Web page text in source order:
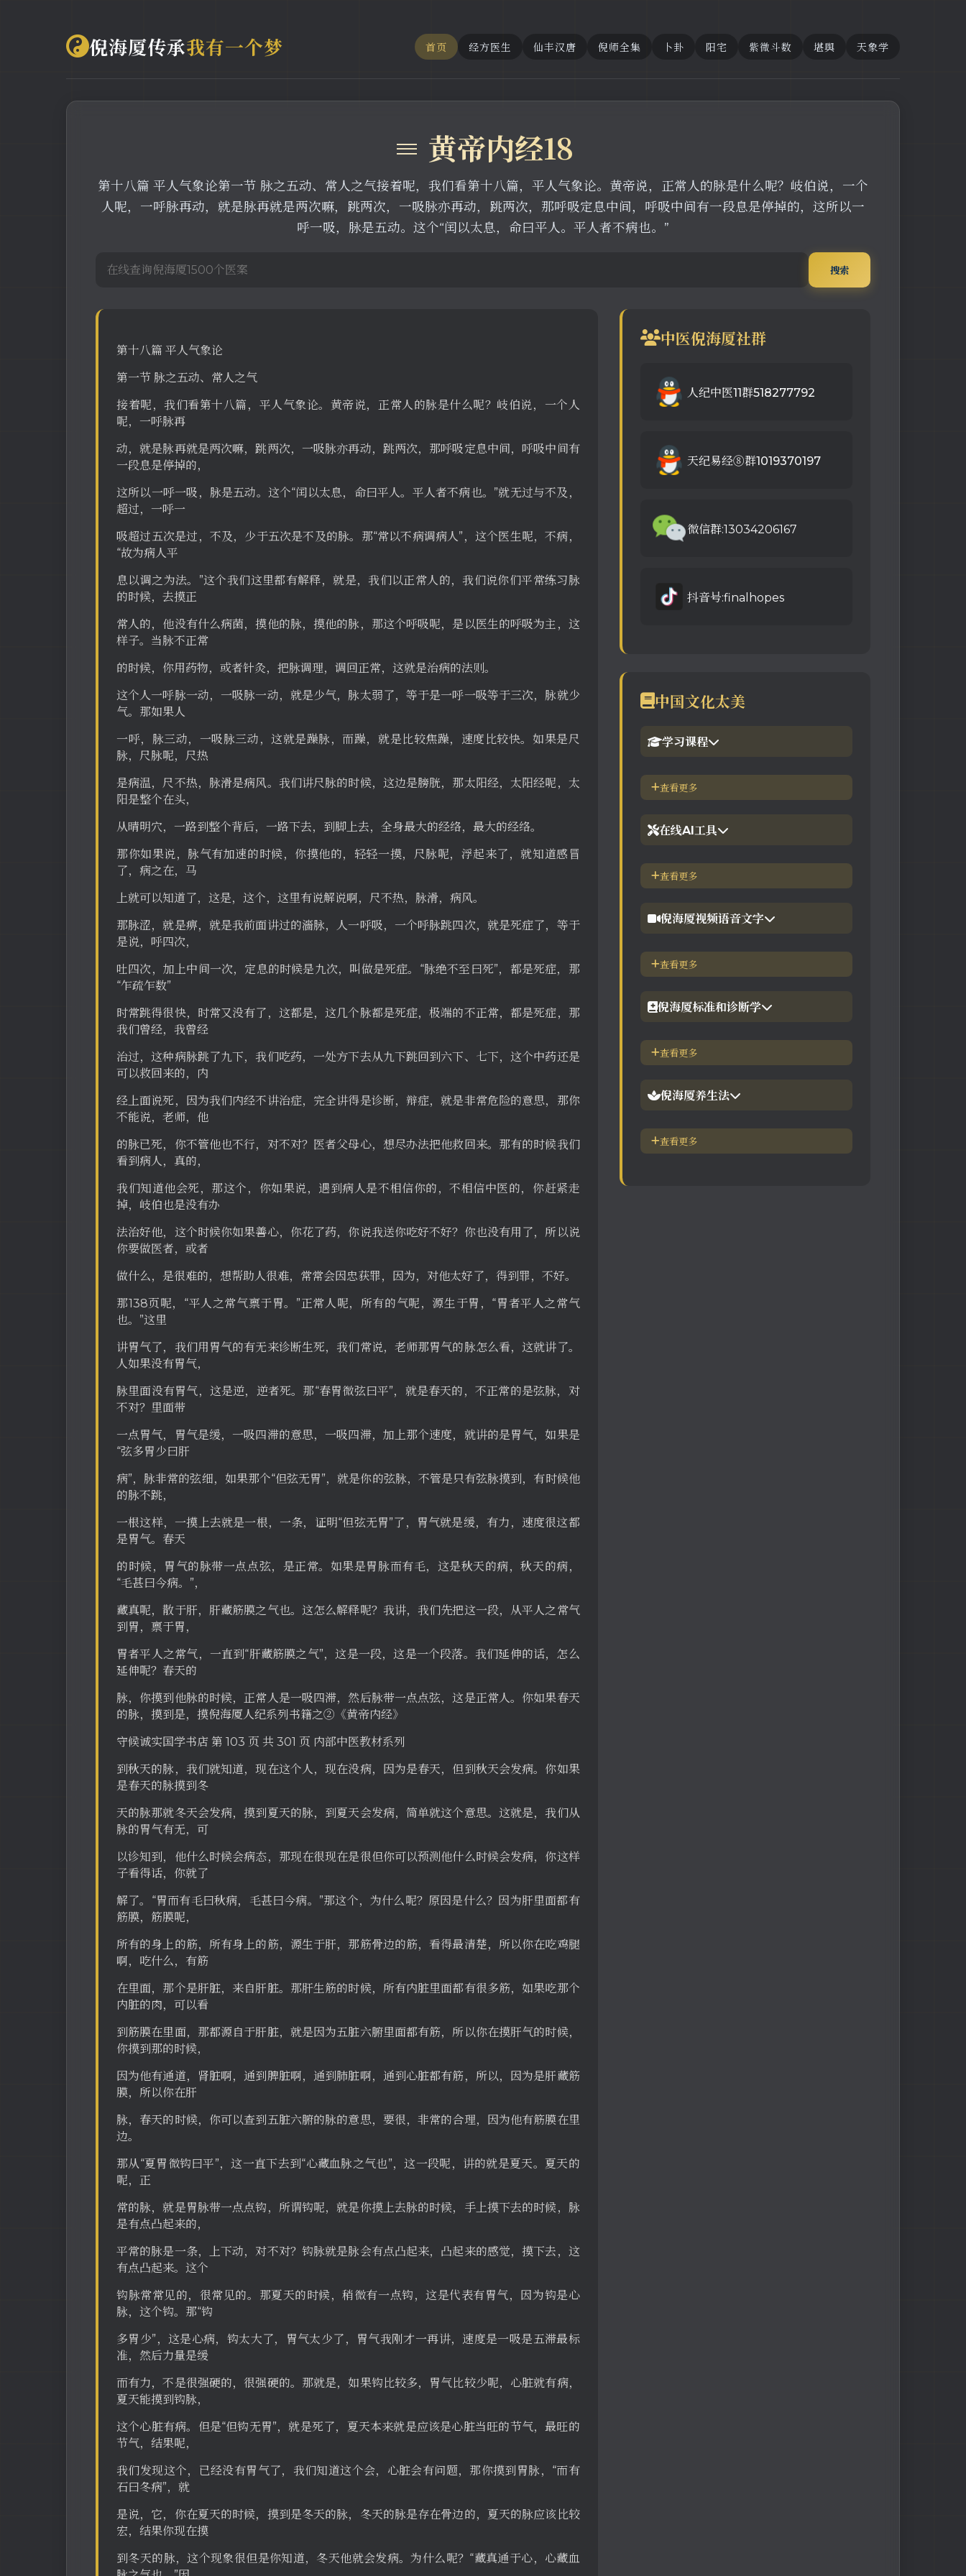
倪海厦传承我有一个梦 首页 经方医生 仙丰汉唐 倪师全集 卜卦 阳宅 紫微斗数 堪舆 天象学
≡ 黄帝内经18
第十八篇 平人气象论第一节 脉之五动、常人之气接着呢，我们看第十八篇，平人气象论。黄帝说，正常人的脉是什么呢？岐伯说，一个
人呢，一呼脉再动，就是脉再就是两次嘛，跳两次，一吸脉亦再动，跳两次，那呼吸定息中间，呼吸中间有一段息是停掉的，这所以一
呼一吸，脉是五动。这个“闰以太息，命曰平人。平人者不病也。”
搜索
第十八篇 平人气象论
第一节 脉之五动、常人之气
接着呢，我们看第十八篇，平人气象论。黄帝说，正常人的脉是什么呢？岐伯说，一个人
呢，一呼脉再
动，就是脉再就是两次嘛，跳两次，一吸脉亦再动，跳两次，那呼吸定息中间，呼吸中间有
一段息是停掉的，
这所以一呼一吸，脉是五动。这个“闰以太息，命曰平人。平人者不病也。”就无过与不及，
超过，一呼一
吸超过五次是过，不及，少于五次是不及的脉。那“常以不病调病人”，这个医生呢，不病，
“故为病人平
息以调之为法。”这个我们这里都有解释，就是，我们以正常人的，我们说你们平常练习脉
的时候，去摸正
常人的，他没有什么病菌，摸他的脉，摸他的脉，那这个呼吸呢，是以医生的呼吸为主，这
样子。当脉不正常
的时候，你用药物，或者针灸，把脉调理，调回正常，这就是治病的法则。
这个人一呼脉一动，一吸脉一动，就是少气，脉太弱了，等于是一呼一吸等于三次，脉就少
气。那如果人
一呼，脉三动，一吸脉三动，这就是躁脉，而躁，就是比较焦躁，速度比较快。如果是尺
脉，尺脉呢，尺热
是病温，尺不热，脉滑是病风。我们讲尺脉的时候，这边是膀胱，那太阳经，太阳经呢，太
阳是整个在头，
从晴明穴，一路到整个背后，一路下去，到脚上去，全身最大的经络，最大的经络。
那你如果说，脉气有加速的时候，你摸他的，轻轻一摸，尺脉呢，浮起来了，就知道感冒
了，病之在，马
上就可以知道了，这是，这个，这里有说解说啊，尺不热，脉滑，病风。
那脉涩，就是痹，就是我前面讲过的濇脉，人一呼吸，一个呼脉跳四次，就是死症了，等于
是说，呼四次，
吐四次，加上中间一次，定息的时候是九次，叫做是死症。“脉绝不至曰死”，都是死症，那
“乍疏乍数”
时常跳得很快，时常又没有了，这都是，这几个脉都是死症，极端的不正常，都是死症，那
我们曾经，我曾经
治过，这种病脉跳了九下，我们吃药，一处方下去从九下跳回到六下、七下，这个中药还是
可以救回来的，内
经上面说死，因为我们内经不讲治症，完全讲得是诊断，辩症，就是非常危险的意思，那你
不能说，老师，他
的脉已死，你不管他也不行，对不对？医者父母心，想尽办法把他救回来。那有的时候我们
看到病人，真的，
我们知道他会死，那这个，你如果说，遇到病人是不相信你的，不相信中医的，你赶紧走
掉，岐伯也是没有办
法治好他，这个时候你如果善心，你花了药，你说我送你吃好不好？你也没有用了，所以说
你要做医者，或者
做什么，是很难的，想帮助人很难，常常会因忠获罪，因为，对他太好了，得到罪，不好。
那138页呢，“平人之常气禀于胃。”正常人呢，所有的气呢，源生于胃，“胃者平人之常气
也。”这里
讲胃气了，我们用胃气的有无来诊断生死，我们常说，老师那胃气的脉怎么看，这就讲了。
人如果没有胃气，
脉里面没有胃气，这是逆，逆者死。那“春胃微弦曰平”，就是春天的，不正常的是弦脉，对
不对？里面带
一点胃气，胃气是缓，一吸四滞的意思，一吸四滞，加上那个速度，就讲的是胃气，如果是
“弦多胃少曰肝
病”，脉非常的弦细，如果那个“但弦无胃”，就是你的弦脉，不管是只有弦脉摸到，有时候他
的脉不跳，
一根这样，一摸上去就是一根，一条，证明“但弦无胃”了，胃气就是缓，有力，速度很这都
是胃气。春天
的时候，胃气的脉带一点点弦，是正常。如果是胃脉而有毛，这是秋天的病，秋天的病，
“毛甚曰今病。”，
藏真呢，散于肝，肝藏筋膜之气也。这怎么解释呢？我讲，我们先把这一段，从平人之常气
到胃，禀于胃，
胃者平人之常气，一直到“肝藏筋膜之气”，这是一段，这是一个段落。我们延伸的话，怎么
延伸呢？春天的
脉，你摸到他脉的时候，正常人是一吸四滞，然后脉带一点点弦，这是正常人。你如果春天
的脉，摸到是，摸倪海厦人纪系列书籍之②《黄帝内经》
守候诚实国学书店 第 103 页 共 301 页 内部中医教材系列
到秋天的脉，我们就知道，现在这个人，现在没病，因为是春天，但到秋天会发病。你如果
是春天的脉摸到冬
天的脉那就冬天会发病，摸到夏天的脉，到夏天会发病，简单就这个意思。这就是，我们从
脉的胃气有无，可
以诊知到，他什么时候会病态，那现在很现在是很但你可以预测他什么时候会发病，你这样
子看得话，你就了
解了。“胃而有毛曰秋病，毛甚曰今病。”那这个，为什么呢？原因是什么？因为肝里面都有
筋膜，筋膜呢，
所有的身上的筋，所有身上的筋，源生于肝，那筋骨边的筋，看得最清楚，所以你在吃鸡腿
啊，吃什么，有筋
在里面，那个是肝脏，来自肝脏。那肝生筋的时候，所有内脏里面都有很多筋，如果吃那个
内脏的肉，可以看
到筋膜在里面，那都源自于肝脏，就是因为五脏六腑里面都有筋，所以你在摸肝气的时候，
你摸到那的时候，
因为他有通道，肾脏啊，通到脾脏啊，通到肺脏啊，通到心脏都有筋，所以，因为是肝藏筋
膜，所以你在肝
脉，春天的时候，你可以查到五脏六腑的脉的意思，要很，非常的合理，因为他有筋膜在里
边。
那从“夏胃微钩曰平”，这一直下去到“心藏血脉之气也”，这一段呢，讲的就是夏天。夏天的
呢，正
常的脉，就是胃脉带一点点钩，所谓钩呢，就是你摸上去脉的时候，手上摸下去的时候，脉
是有点凸起来的，
平常的脉是一条，上下动，对不对？钩脉就是脉会有点凸起来，凸起来的感觉，摸下去，这
有点凸起来。这个
钩脉常常见的，很常见的。那夏天的时候，稍微有一点钩，这是代表有胃气，因为钩是心
脉，这个钩。那“钩
多胃少”，这是心病，钩太大了，胃气太少了，胃气我刚才一再讲，速度是一吸是五滞最标
准，然后力量是缓
而有力，不是很强硬的，很强硬的。那就是，如果钩比较多，胃气比较少呢，心脏就有病，
夏天能摸到钩脉，
这个心脏有病。但是“但钩无胃”，就是死了，夏天本来就是应该是心脏当旺的节气，最旺的
节气，结果呢，
我们发现这个，已经没有胃气了，我们知道这个会，心脏会有问题，那你摸到胃脉，“而有
石曰冬病”，就
是说，它，你在夏天的时候，摸到是冬天的脉，冬天的脉是存在骨边的，夏天的脉应该比较
宏，结果你现在摸
到冬天的脉，这个现象很但是你知道，冬天他就会发病。为什么呢？“藏真通于心，心藏血
中医倪海厦社群
人纪中医11群518277792
天纪易经⑧群1019370197
微信群:13034206167
抖音号:finalhopes
中国文化太美
学习课程
1.倪海厦官网备份版
查看更多
在线AI工具
【工具】紫微斗数命理分析
查看更多
倪海厦视频语音文字
【视频】倪海厦-针灸大成
查看更多
倪海厦标准和诊断学
倪海厦简介-传奇人生
查看更多
倪海厦养生法
五脏逼毒法和易筋经
查看更多